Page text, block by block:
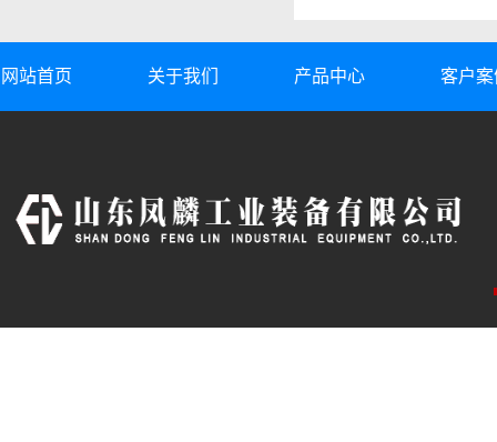
网站首页 关于我们 产品中心 客户案